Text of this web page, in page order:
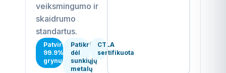
veiksmingumo ir
skaidrumo
standartus.
Patvirtintas
99.9%+
grynumas
Patikrinta
dėl
sunkiųjų
metalų
CTLA
sertifikuota